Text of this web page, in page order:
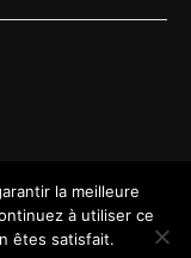
la meilleure
à utiliser ce
êtes satisfait.